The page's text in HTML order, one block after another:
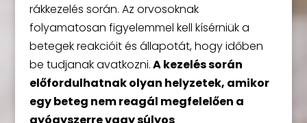
rákkezelés során. Az orvosoknak
folyamatosan figyelemmel kell kísérniük a
betegek reakcióit és állapotát, hogy időben
be tudjanak avatkozni.A kezelés során
előfordulhatnak olyan helyzetek, amikor
egy beteg nem reagál megfelelően a